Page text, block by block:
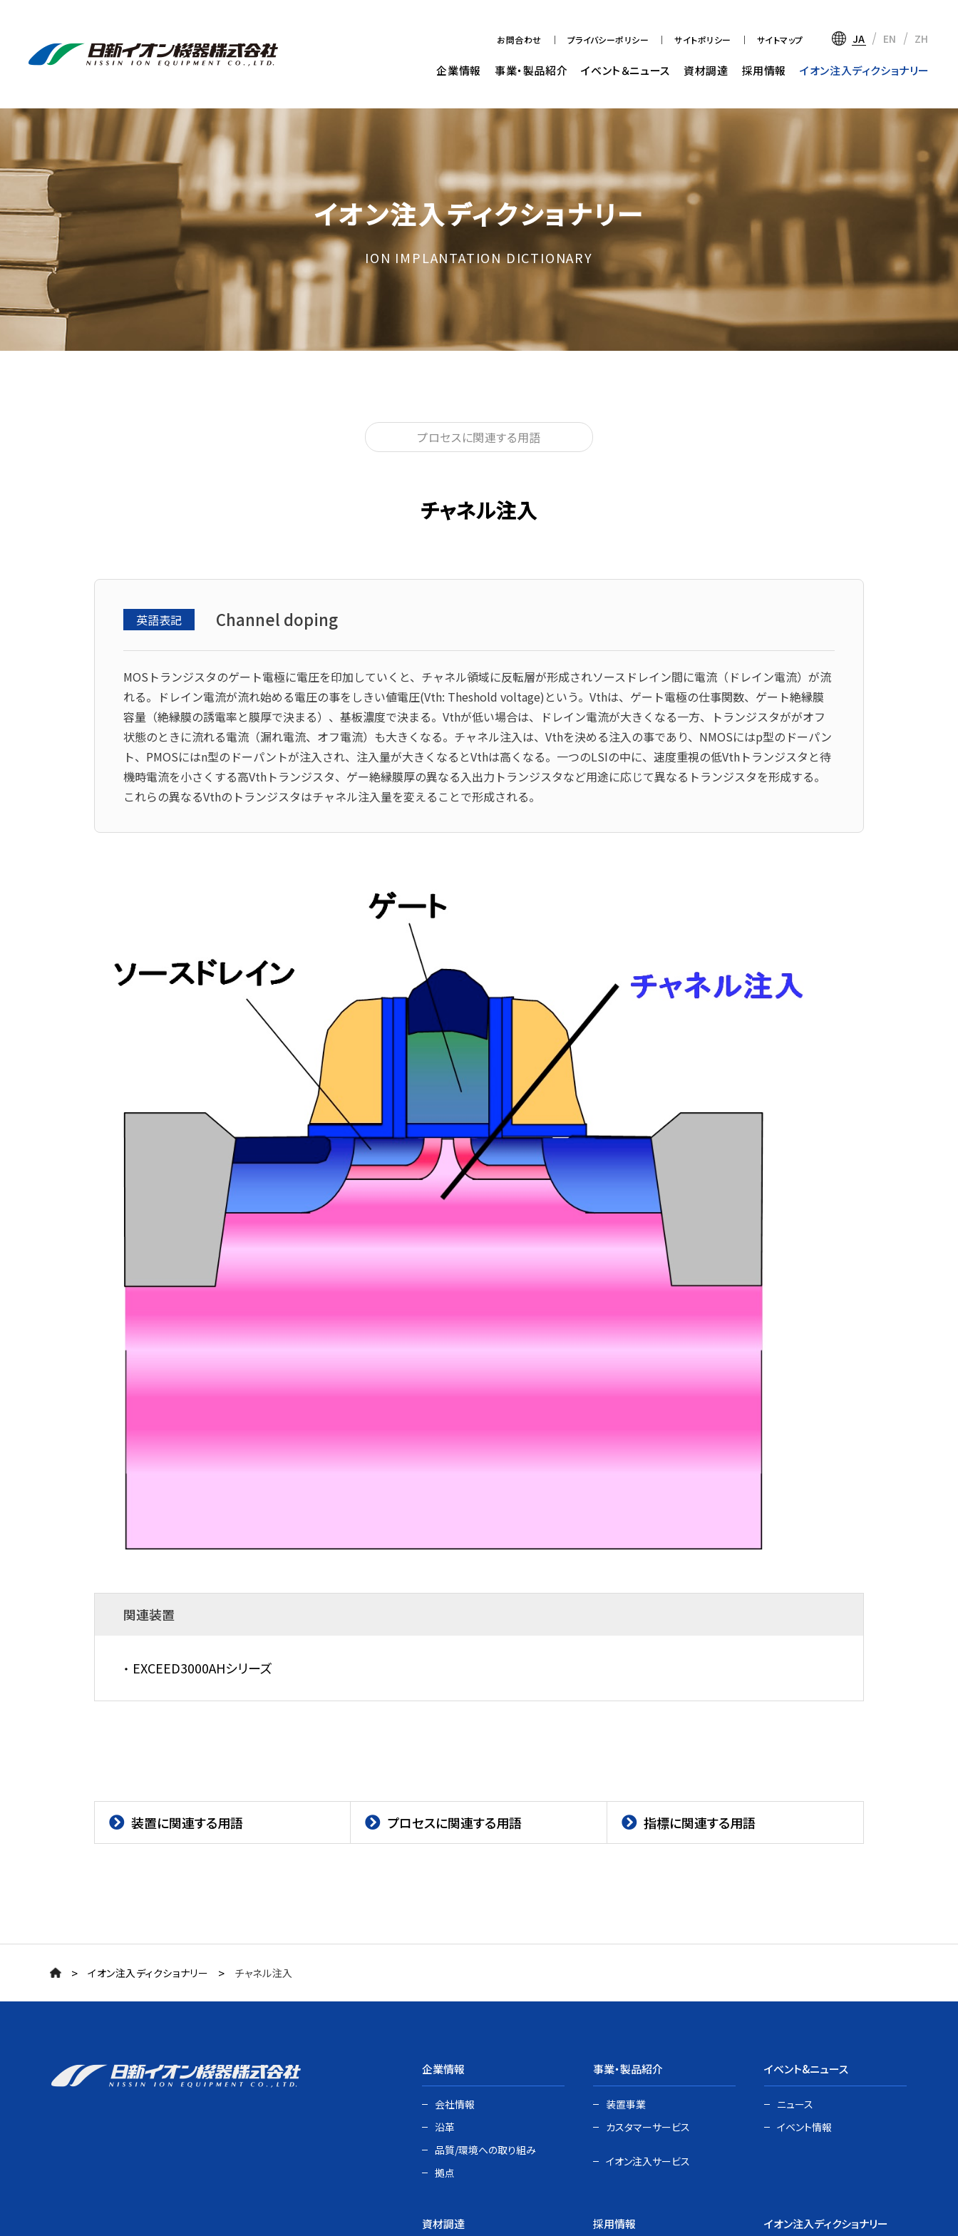
お問合わせ プライバシーポリシー サイトポリシー サイトマップ JA EN ZH
企業情報 事業・製品紹介 イベント＆ニュース 資材調達 採用情報 イオン注入ディクショナリー
イオン注入ディクショナリー
ION IMPLANTATION DICTIONARY
プロセスに関連する用語
チャネル注入
英語表記 Channel doping
MOSトランジスタのゲート電極に電圧を印加していくと、チャネル領域に反転層が形成されソースドレイン間に電流（ドレイン電流）が流
れる。ドレイン電流が流れ始める電圧の事をしきい値電圧(Vth: Theshold voltage)という。Vthは、ゲート電極の仕事関数、ゲート絶縁膜
容量（絶縁膜の誘電率と膜厚で決まる）、基板濃度で決まる。Vthが低い場合は、ドレイン電流が大きくなる一方、トランジスタががオフ
状態のときに流れる電流（漏れ電流、オフ電流）も大きくなる。チャネル注入は、Vthを決める注入の事であり、NMOSにはp型のドーパン
ト、PMOSにはn型のドーパントが注入され、注入量が大きくなるとVthは高くなる。一つのLSIの中に、速度重視の低Vthトランジスタと待
機時電流を小さくする高Vthトランジスタ、ゲー絶縁膜厚の異なる入出力トランジスタなど用途に応じて異なるトランジスタを形成する。
これらの異なるVthのトランジスタはチャネル注入量を変えることで形成される。
関連装置
EXCEED3000AHシリーズ
装置に関連する用語 プロセスに関連する用語 指標に関連する用語
> イオン注入ディクショナリー > チャネル注入
企業情報
会社情報
沿革
品質/環境への取り組み
拠点
事業・製品紹介
装置事業
カスタマーサービス
イオン注入サービス
イベント&ニュース
ニュース
イベント情報
資材調達 採用情報 イオン注入ディクショナリー